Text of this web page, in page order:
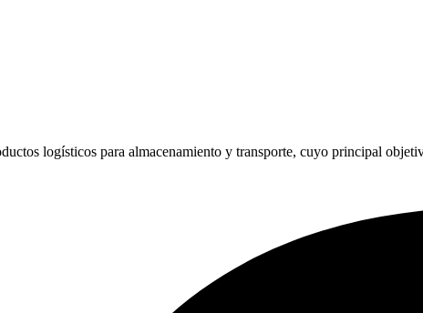
logísticos para almacenamiento y transporte, cuyo principal